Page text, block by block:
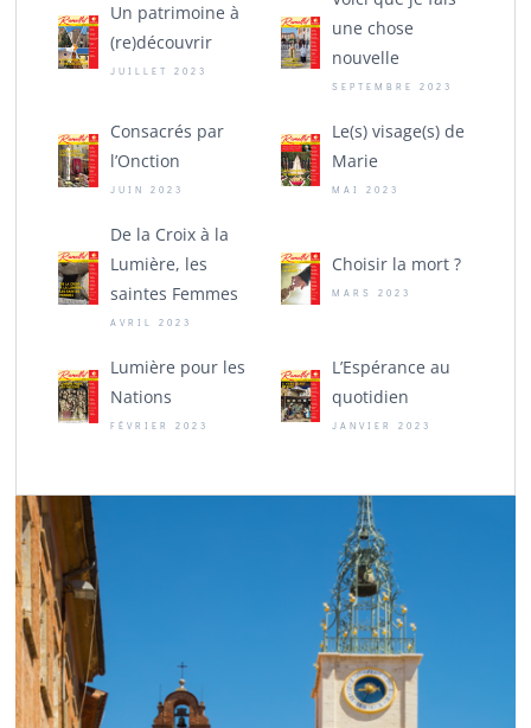
Un patrimoine à
(re)découvrir
JUILLET 2023
une chose
nouvelle
SEPTEMBRE 2023
Consacrés par
l’Onction
JUIN 2023
Le(s) visage(s) de
Marie
MAI 2023
De la Croix à la
Lumière, les
saintes Femmes
AVRIL 2023
Choisir la mort ?
MARS 2023
Lumière pour les
Nations
FÉVRIER 2023
L’Espérance au
quotidien
JANVIER 2023